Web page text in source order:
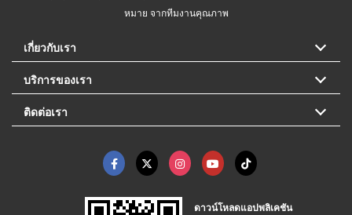
หมาย จากทีมงานคุณภาพ
เกี่ยวกับเรา
บริการของเรา
ติดต่อเรา
ดาวน์โหลดแอปพลิเคชัน